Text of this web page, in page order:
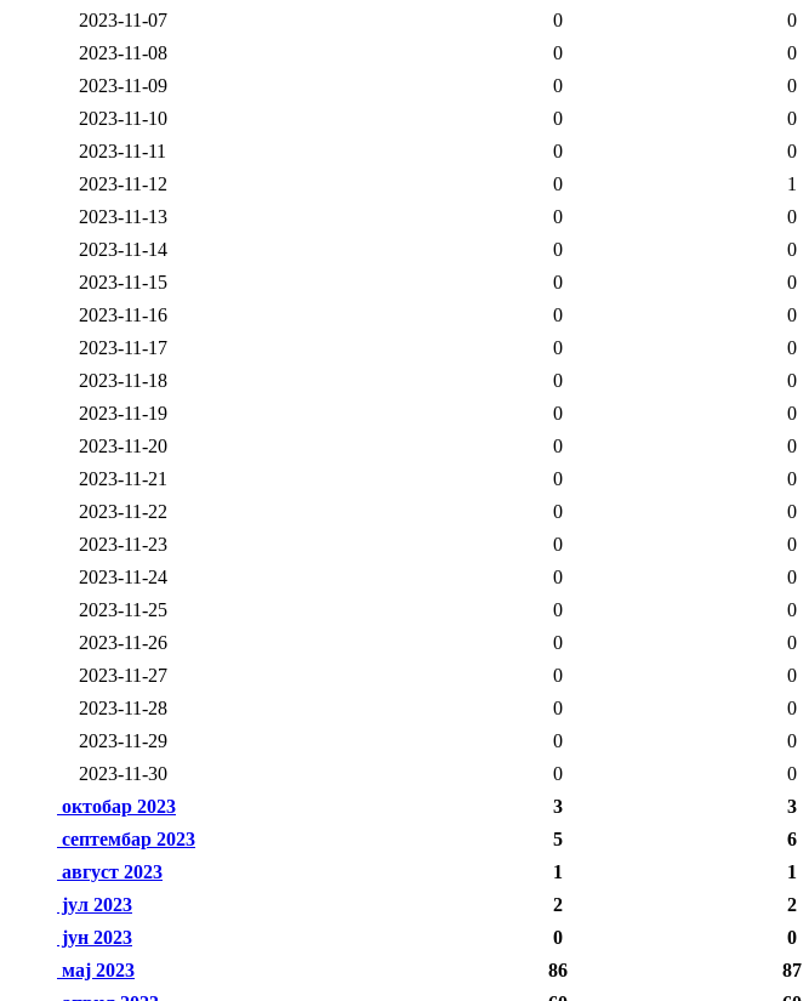
2023-11-07
0 0
2023-11-08
0 0
2023-11-09
0 0
2023-11-10
0 0
2023-11-11
0 0
2023-11-12
0 1
2023-11-13
0 0
2023-11-14
0 0
2023-11-15
0 0
2023-11-16
0 0
2023-11-17
0 0
2023-11-18
0 0
2023-11-19
0 0
2023-11-20
0 0
2023-11-21
0 0
2023-11-22
0 0
2023-11-23
0 0
2023-11-24
0 0
2023-11-25
0 0
2023-11-26
0 0
2023-11-27
0 0
2023-11-28
0 0
2023-11-29
0 0
2023-11-30
0 0
октобар 2023
3 3
септембар 2023
5 6
август 2023
1 1
јул 2023
2 2
јун 2023
0 0
мај 2023
86 87